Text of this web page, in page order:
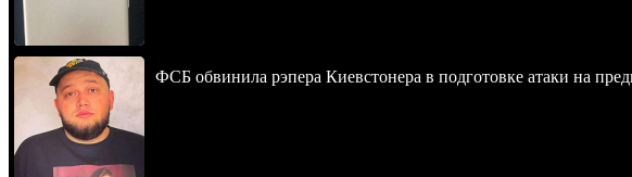
ФСБ обвинила рэпера Киевстонера в подготовке атаки на